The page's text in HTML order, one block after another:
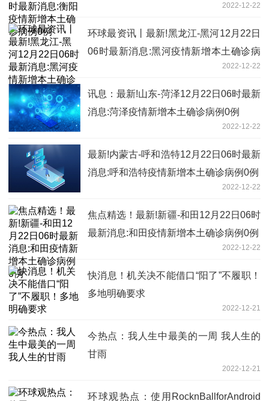
2022-12-22
环球最资讯丨最新!黑龙江-黑河12月22日
06时最新消息:黑河疫情新增本土确诊病
2022-12-22
讯息：最新!山东-菏泽12月22日06时最新
消息:菏泽疫情新增本土确诊病例0例
2022-12-22
最新!内蒙古-呼和浩特12月22日06时最新
消息:呼和浩特疫情新增本土确诊病例0例
2022-12-22
焦点精选！最新!新疆-和田12月22日06时
最新消息:和田疫情新增本土确诊病例0例
2022-12-22
快消息！机关决不能借口“阳了”不履职！
多地明确要求
2022-12-21
今热点：我人生中最美的一周 我人生的
甘雨
2022-12-21
环球观热点：使用RocknBallforAndroid